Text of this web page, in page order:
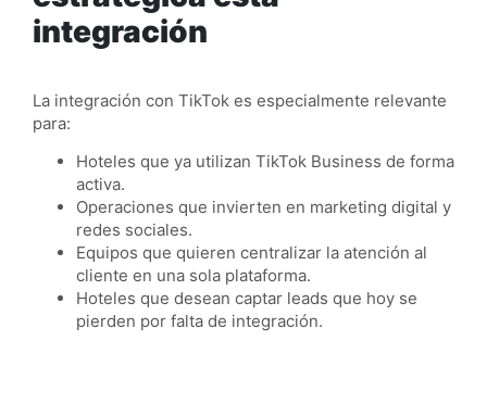
integración
La integración con TikTok es especialmente relevante
para:
Hoteles que ya utilizan TikTok Business de forma
activa.
Operaciones que invierten en marketing digital y
redes sociales.
Equipos que quieren centralizar la atención al
cliente en una sola plataforma.
Hoteles que desean captar leads que hoy se
pierden por falta de integración.